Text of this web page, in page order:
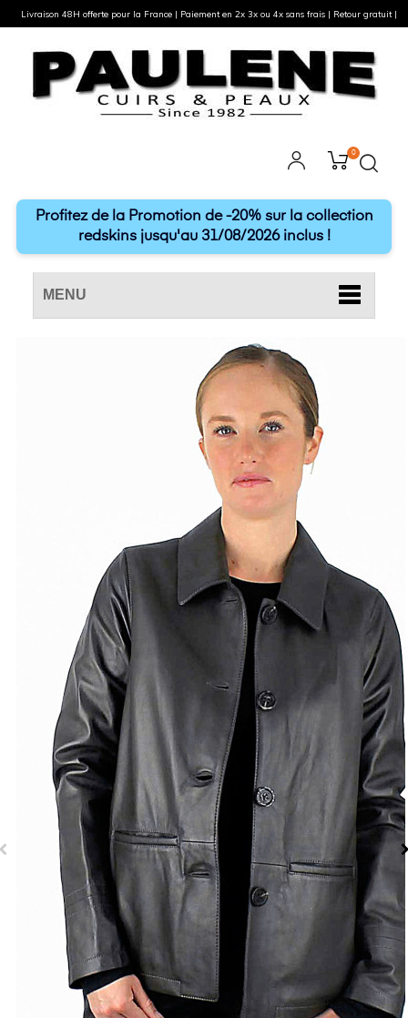
0
Profitez de la Promotion de -20% sur la collection
redskins jusqu'au 31/08/2026 inclus !
MENU
Livraison 48H offerte pour la France | Paiement en 2x 3x ou 4x sans frais | Retour gratuit |